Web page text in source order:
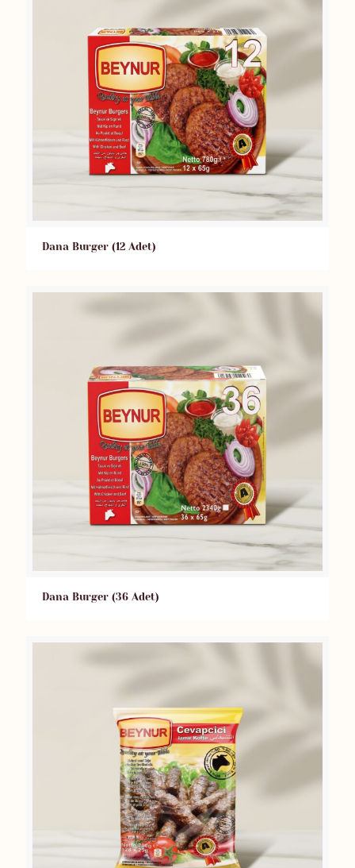
Dana Burger (12 Adet)
Dana Burger (36 Adet)